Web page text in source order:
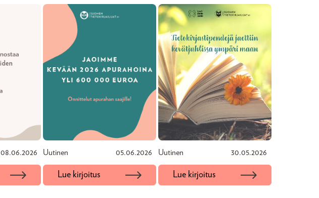
08.06.2026 Uutinen 05.06.2026
Lue kirjoitus
Uutinen 30.05.2026
Lue kirjoitus